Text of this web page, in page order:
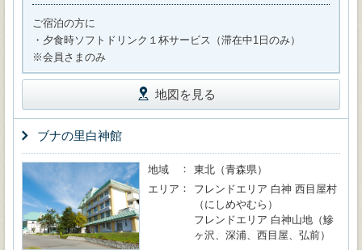
ご宿泊の方に
・夕食時ソフトドリンク１杯サービス（滞在中1日のみ）
※会員さまのみ
地図を見る
ブナの里白神館
地域
東北（青森県）
エリア
フレンドエリア 白神 西目屋村
（にしめやむら）
フレンドエリア 白神山地（鰺
ヶ沢、深浦、西目屋、弘前）